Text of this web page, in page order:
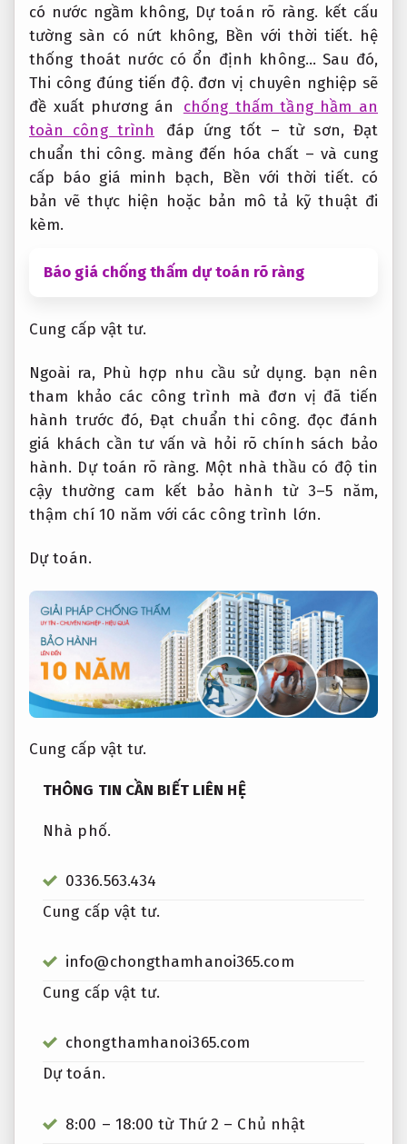
có nước ngầm không, Dự toán rõ ràng. kết cấu
tường sàn có nứt không, Bền với thời tiết. hệ
thống thoát nước có ổn định không… Sau đó,
Thi công đúng tiến độ. đơn vị chuyên nghiệp sẽ
đề xuất phương án
chống thấm tầng hầm an
toàn công trình
đáp ứng tốt – từ sơn, Đạt
chuẩn thi công. màng đến hóa chất – và cung
cấp báo giá minh bạch, Bền với thời tiết. có
bản vẽ thực hiện hoặc bản mô tả kỹ thuật đi
kèm.
Báo giá chống thấm dự toán rõ ràng
Cung cấp vật tư.
Ngoài ra, Phù hợp nhu cầu sử dụng. bạn nên
tham khảo các công trình mà đơn vị đã tiến
hành trước đó,Đạt chuẩn thi công. đọc đánh
giá khách cần tư vấn và hỏi rõ chính sách bảo
hành. Dự toán rõ ràng. Một nhà thầu có độ tin
cậy thường cam kết bảo hành từ 3–5 năm,
thậm chí 10 năm với các công trình lớn.
Dự toán.
Cung cấp vật tư.
THÔNG TIN CẦN BIẾT LIÊN HỆ
Nhà phố.
0336.563.434
Cung cấp vật tư.
info@chongthamhanoi365.com
Cung cấp vật tư.
chongthamhanoi365.com
Dự toán.
8:00 – 18:00 từ Thứ 2 – Chủ nhật